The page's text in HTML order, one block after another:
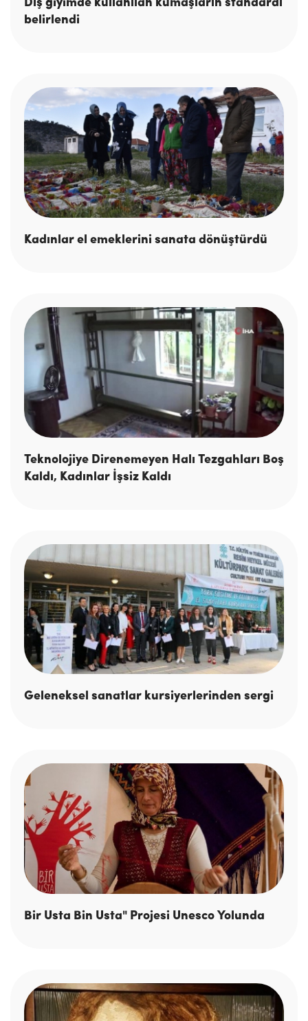
Dış giyimde kullanılan kumaşların standardı
belirlendi
Kadınlar el emeklerini sanata dönüştürdü
Teknolojiye Direnemeyen Halı Tezgahları Boş
Kaldı, Kadınlar İşsiz Kaldı
Geleneksel sanatlar kursiyerlerinden sergi
Bir Usta Bin Usta" Projesi Unesco Yolunda